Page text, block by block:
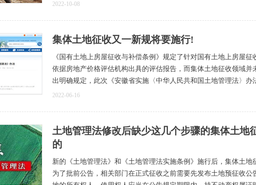
2022-10-08
集体土地征收又一新规将要施行!
《国有土地上房屋征收与补偿条例》规定了针对国有土地上房屋
依据房地产价格评估机构出具的评估报告，而集体土地征收领域并
出明确规定，此次《安徽省实施〈中华人民共和国土地管理法〉办
2022-06-16
土地管理法修改后缺少这几个步骤的集体土地
的
新的《土地管理法》和《土地管理法实施条例》施行后，集体土地
为了批前公告，相关部门在正式征收之前需要先发布土地预征收公